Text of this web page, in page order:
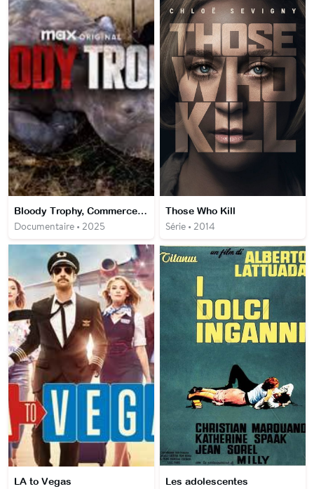
Bloody Trophy, Commerce illégal de cornes de rhinocéros
Documentaire • 2025
Those Who Kill
Série • 2014
LA to Vegas Les adolescentes